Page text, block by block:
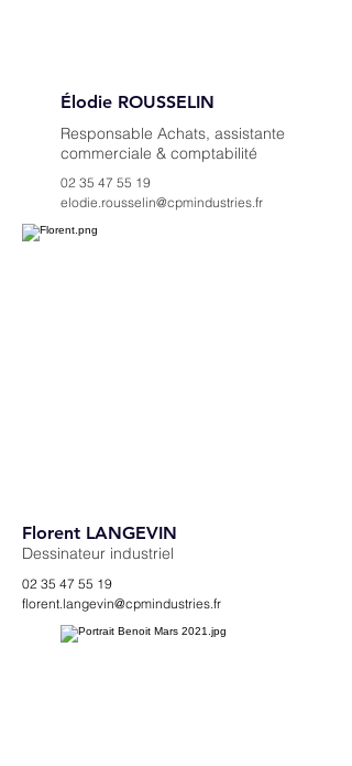
Élodie ROUSSELIN
Responsable Achats, assistante
commerciale & comptabilité
02 35 47 55 19
elodie.rousselin@cpmindustries.fr
Florent LANGEVIN
Dessinateur industriel
02 35 47 55 19
florent.langevin@cpmindustries.fr